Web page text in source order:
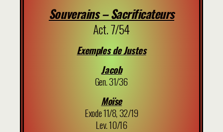
Souverains – Sacrificateurs
Act. 7/54
Exemples de Justes
Jacob
Gen. 31/36
Moïse
Exode 11/8, 32/19
Lev. 10/16